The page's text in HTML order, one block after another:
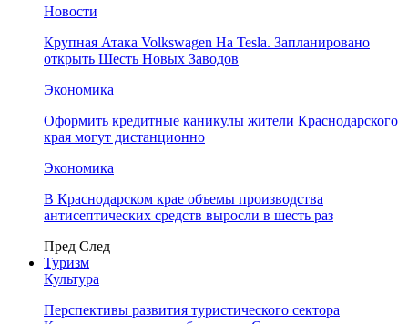
Новости
Крупная Атака Volkswagen На Tesla. Запланировано
открыть Шесть Новых Заводов
Экономика
Оформить кредитные каникулы жители Краснодарского
края могут дистанционно
Экономика
В Краснодарском крае объемы производства
антисептических средств выросли в шесть раз
Пред След
Туризм
Культура
Перспективы развития туристического сектора